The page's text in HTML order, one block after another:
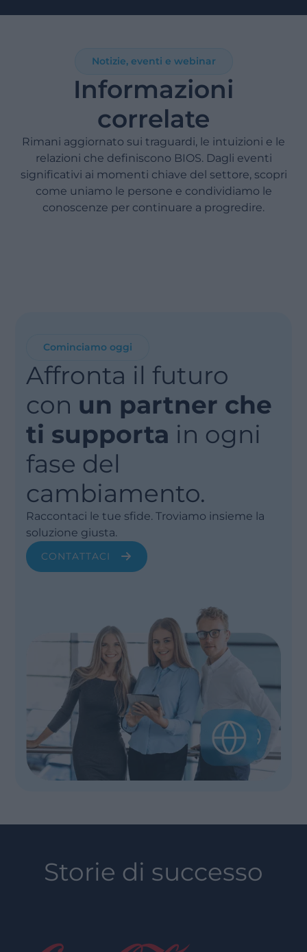
Notizie, eventi e webinar
Informazioni
correlate
Rimani aggiornato sui traguardi, le intuizioni e le
relazioni che definiscono BIOS. Dagli eventi
significativi ai momenti chiave del settore, scopri
come uniamo le persone e condividiamo le
conoscenze per continuare a progredire.
Cominciamo oggi
Affronta il futuro
con un partner che
ti supporta in ogni
fase del
cambiamento.
Raccontaci le tue sfide. Troviamo insieme la
soluzione giusta.
CONTATTACI
Storie di successo